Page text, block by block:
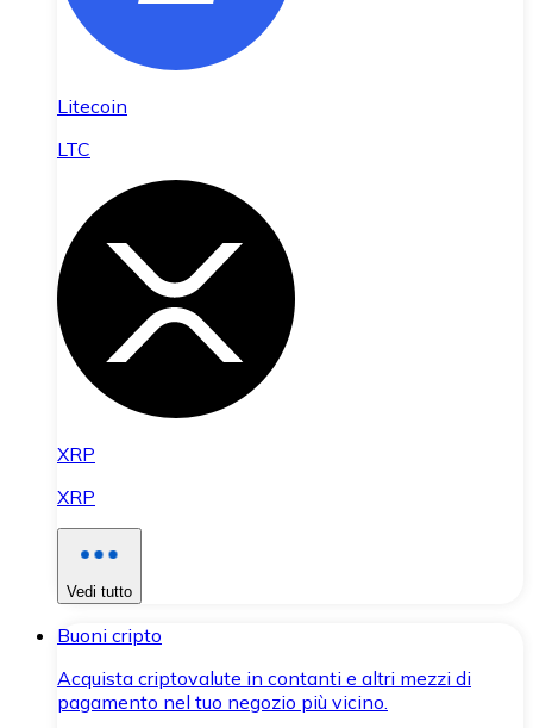
Litecoin
LTC
XRP
XRP
Vedi tutto
Buoni cripto
Acquista criptovalute in contanti e altri mezzi di
pagamento nel tuo negozio più vicino.